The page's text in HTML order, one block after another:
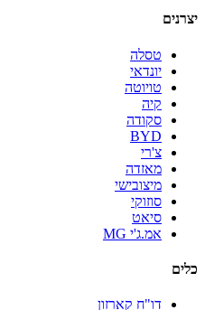
יצרנים
טסלה
יונדאי
טויוטה
קיה
סקודה
BYD
צ'רי
מאזדה
מיצובישי
סוזוקי
סיאט
אמ.ג'י MG
כלים
דו"ח קארזון